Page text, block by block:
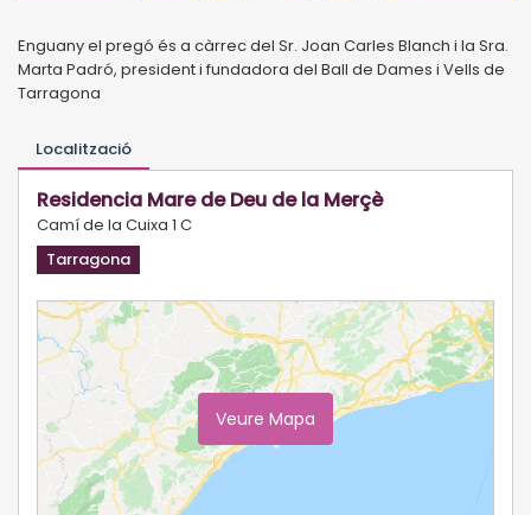
Enguany el pregó és a càrrec del Sr. Joan Carles Blanch i la Sra.
Marta Padró, president i fundadora del Ball de Dames i Vells de
Tarragona
Localització
Residencia Mare de Deu de la Merçè
Camí de la Cuixa 1 C
Tarragona
Veure Mapa